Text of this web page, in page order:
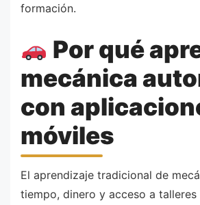
formación.
Por qué
mecánica
con
móviles
El aprendizaje tradicional de
tiempo, dinero y acceso a talleres